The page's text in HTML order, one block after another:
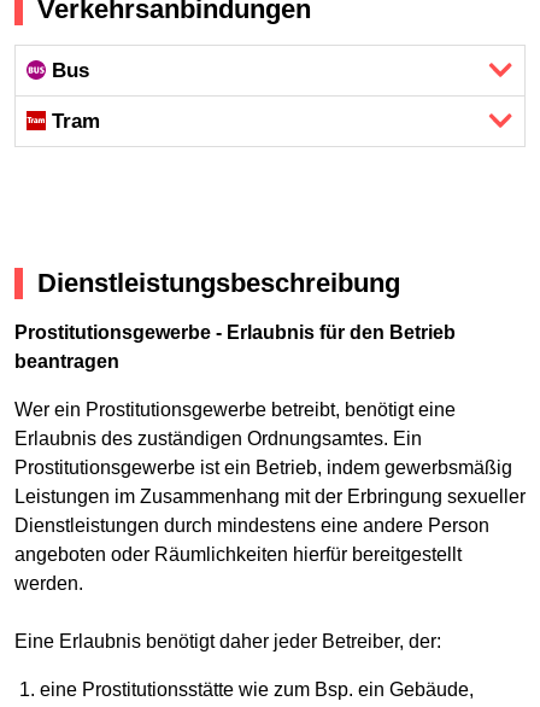
Verkehrsanbindungen
Bus
Tram
Dienstleistungsbeschreibung
Prostitutionsgewerbe - Erlaubnis für den Betrieb
beantragen
Wer ein Prostitutionsgewerbe betreibt, benötigt eine
Erlaubnis des zuständigen Ordnungsamtes. Ein
Prostitutionsgewerbe ist ein Betrieb, indem gewerbsmäßig
Leistungen im Zusammenhang mit der Erbringung sexueller
Dienstleistungen durch mindestens eine andere Person
angeboten oder Räumlichkeiten hierfür bereitgestellt
werden.
Eine Erlaubnis benötigt daher jeder Betreiber, der:
eine Prostitutionsstätte wie zum Bsp. ein Gebäude,